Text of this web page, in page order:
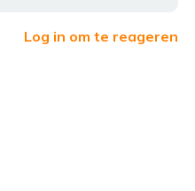
Log in om te reageren